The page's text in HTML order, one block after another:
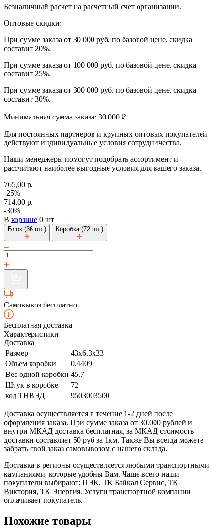
Безналичный расчет на расчетный счет организации.
Оптовые скидки:
При сумме заказа от 30 000 руб. по базовой цене, скидка
составит 20%.
При сумме заказа от 100 000 руб. по базовой цене, скидка
составит 25%.
При сумме заказа от 300 000 руб. по базовой цене, скидка
составит 30%.
Минимальная сумма заказа: 30 000 ₽.
Для постоянных партнеров и крупных оптовых покупателей
действуют индивидуальные условия сотрудничества.
Наши менеджеры помогут подобрать ассортимент и
рассчитают наиболее выгодные условия для вашего заказа.
765,00 р.
-25%
714,00 р.
-30%
В корзине 0 шт
Блок (36 шт.) Коробка (72 шт.)
Самовывоз бесплатно
Бесплатная доставка
Характеристики
Доставка
Размер
43x6.3x33
Объем коробки
0.4409
Вес одной коробки 45.7
Штук в коробке
72
код ТНВЭД
9503003500
Доставка осуществляется в течение 1-2 дней после
оформления заказа. При сумме заказа от 30.000 рублей и
внутри МКАД доставка бесплатная, за МКАД стоимость
доставки составляет 50 руб за 1км. Также Вы всегда можете
забрать свой заказ самовывозом с нашего склада.
Доставка в регионы осуществляется любыми транспортными
кампаниями, которые удобны Вам. Чаще всего наши
покупатели выбирают: ПЭК, ТК Байкал Сервис, ТК
Виктория, ТК Энергия. Услуги транспортной компании
оплачивает покупатель.
Похожие товары